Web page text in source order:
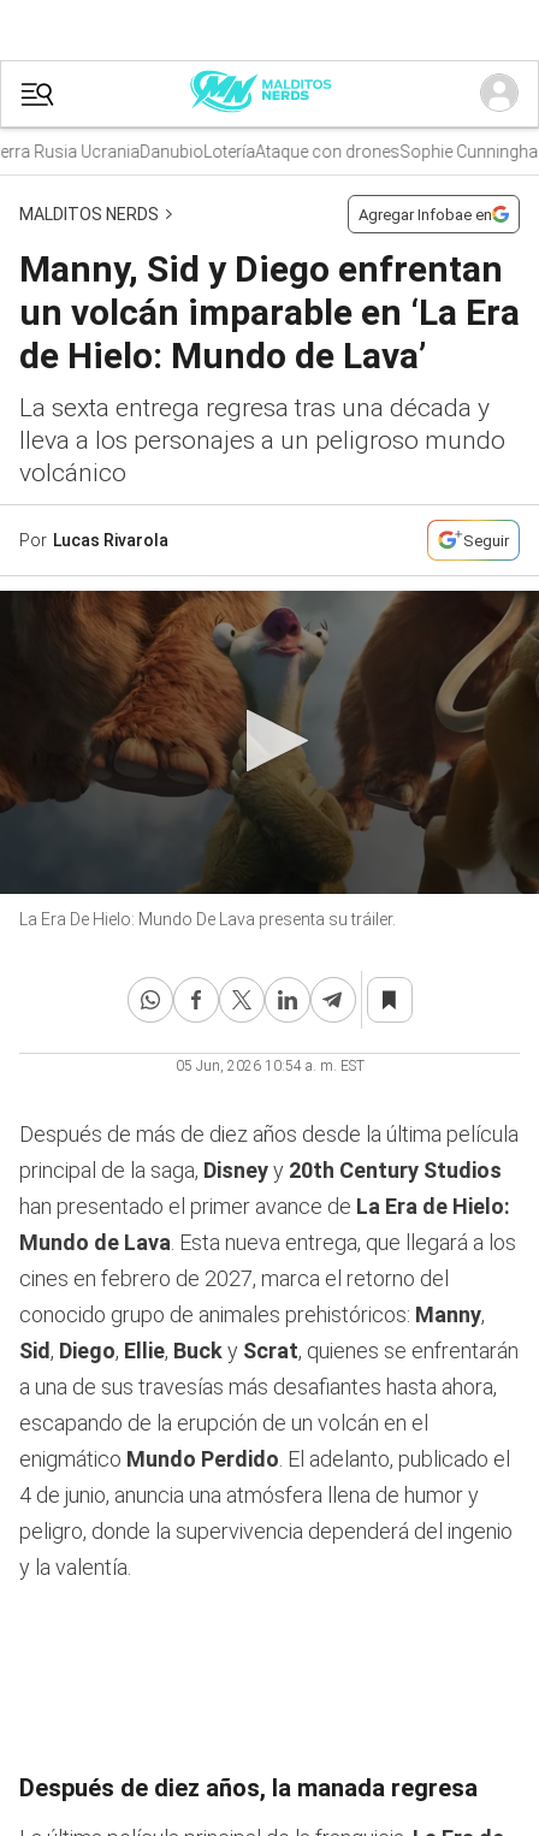
Rusia UcraniaDanubioLoteríaAtaque con dronesSophie Cunningham
MALDITOS NERDS Agregar Infobae en
Manny, Sid y Diego enfrentan
un volcán imparable en ‘La Era
de Hielo: Mundo de Lava’
La sexta entrega regresa tras una década y
lleva a los personajes a un peligroso mundo
volcánico
Por Lucas Rivarola Seguir
seconds
La Era De Hielo: Mundo De Lava presenta su tráiler.
05 Jun, 2026 10:54 a. m. EST
Después de más de diez años desde la última película
principal de la saga, Disneyy 20th Century Studios
han presentado el primer avance de La Era de Hielo:
Mundo de Lava . Esta nueva entrega, que llegará a los
cines en febrero de 2027, marca el retorno del
conocido grupo de animales prehistóricos: Manny,
Sid , Diego, Ellie, Bucky Scrat, quienes se enfrentarán
a una de sus travesías más desafiantes hasta ahora,
escapando de la erupción de un volcán en el
enigmático Mundo Perdido . El adelanto, publicado el
4 de junio, anuncia una atmósfera llena de humor y
peligro, donde la supervivencia dependerá del ingenio
y la valentía.
Después de diez años, la manada regresa